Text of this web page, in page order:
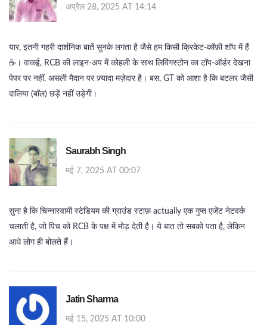
अप्रैल 28, 2025 AT 14:14
यार, इतनी गहरी दार्शनिक बातें सुनके लगता है जैसे हम किसी क्रिकेट‑कॉफ़ी शॉप में हैं
☕️। वाकई, RCB की लाइन‑अप में कोहली के साथ लिविंगस्टोन का टॉप‑ऑर्डर देखना
पेपर पर नहीं, असली मैदान पर ज़्यादा मज़ेदार है। बस, GT को आशा है कि बटलर जैसी
दालिया (बॉल) छड़ें नहीं उड़ेगी।
Saurabh Singh
मई 7, 2025 AT 00:07
सुना है कि चिन्नास्वामी स्टेडियम की ग्राउंड स्टाफ़ actually एक गुप्त एजेंट नेटवर्क
चलाती है, जो पिच को RCB के पक्ष में मोड़ देती है। ये बात तो सबको पता है, लेकिन
आधे लोग ही बोलते हैं।
Jatin Sharma
मई 15, 2025 AT 10:00